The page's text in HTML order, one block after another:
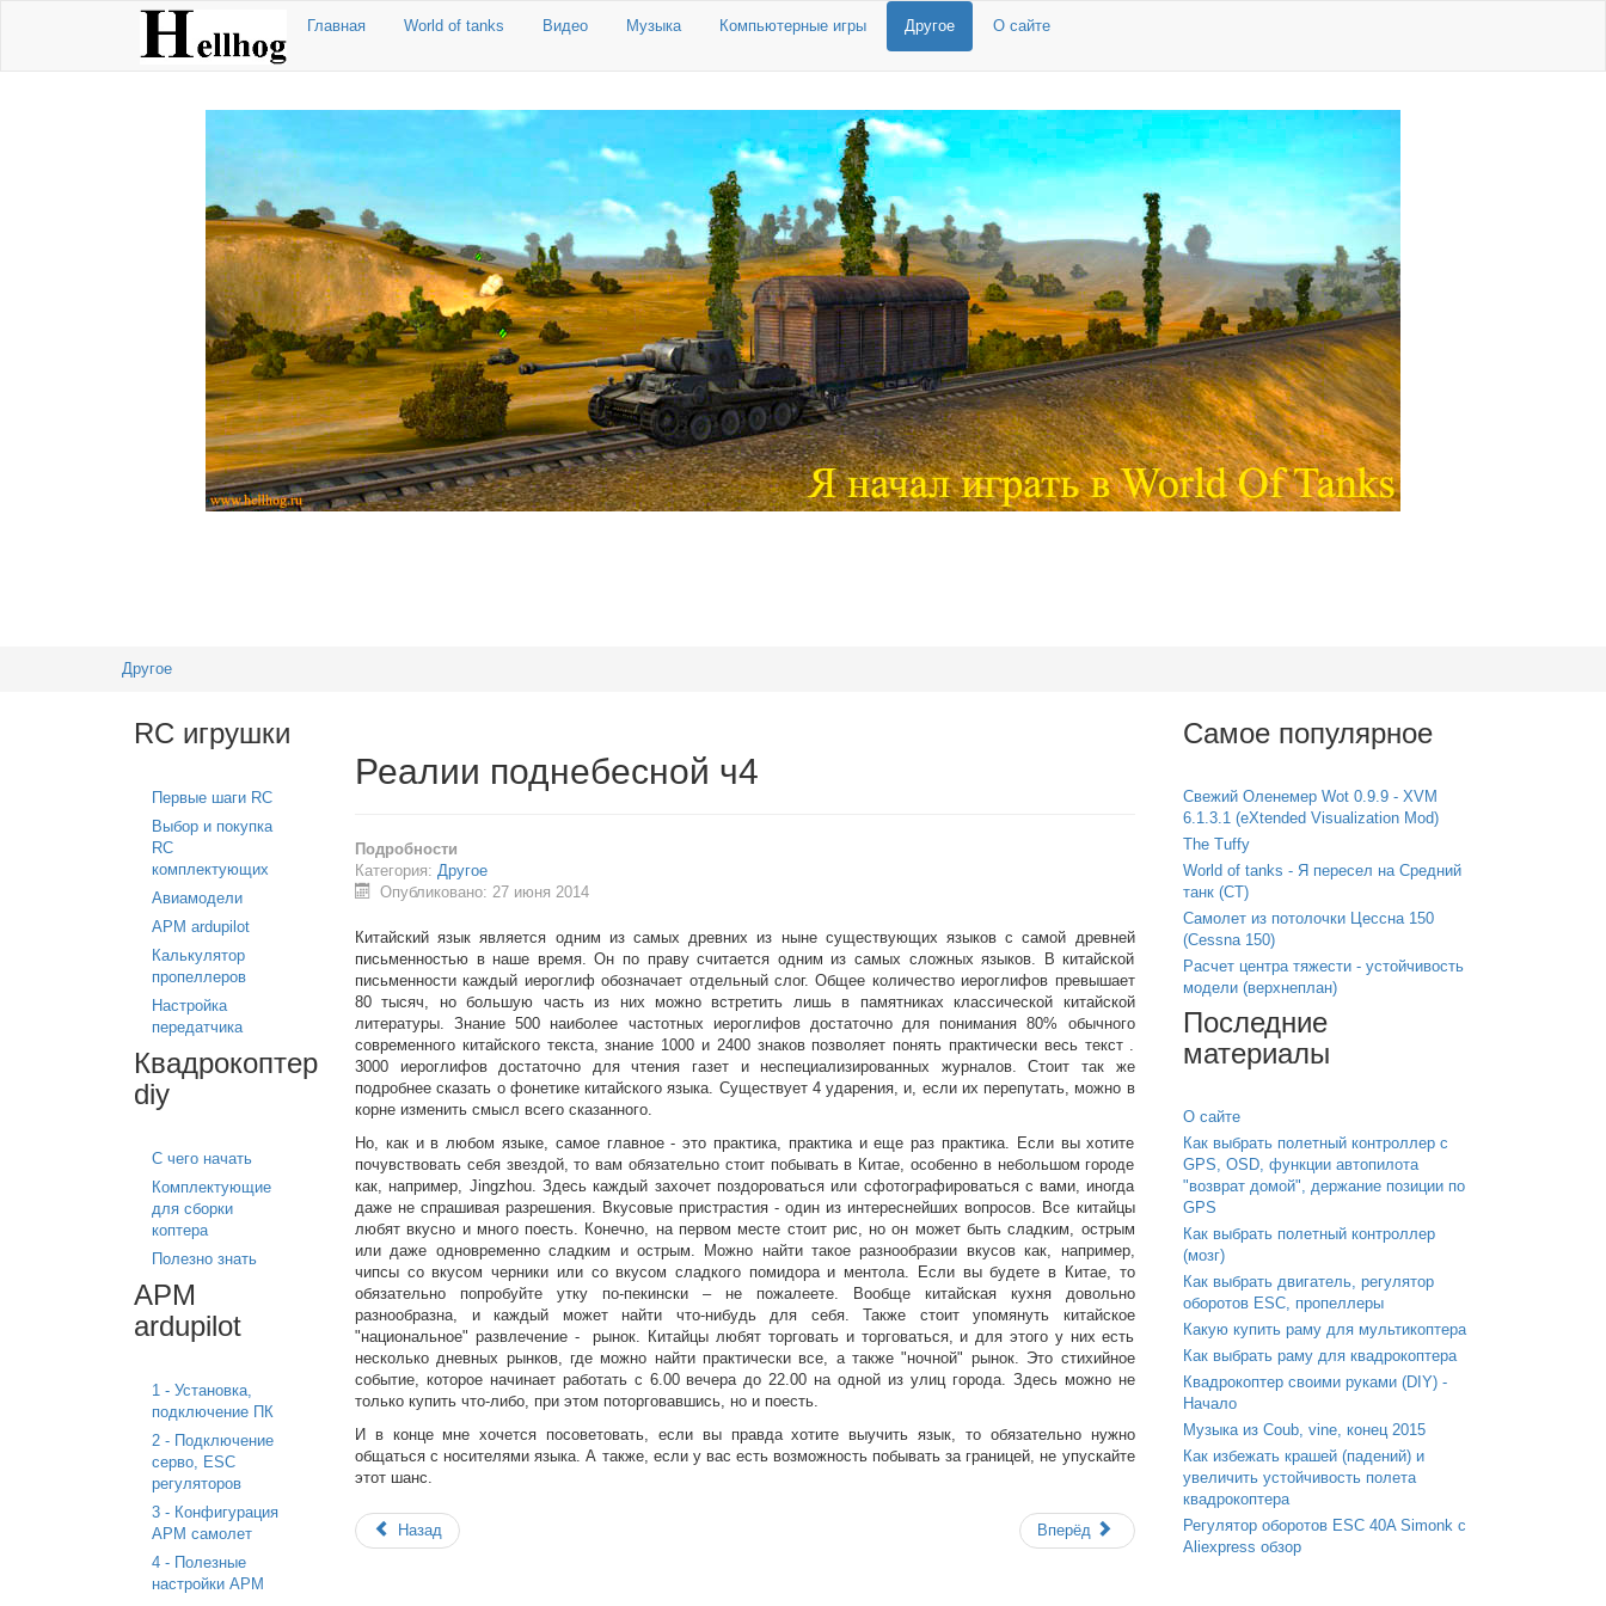
Главная World of tanks Видео Музыка Компьютерные игры Другое О сайте
Другое
RC игрушки
Первые шаги RC
Выбор и покупка
RC
комплектующих
Авиамодели
APM ardupilot
Калькулятор
пропеллеров
Настройка
передатчика
Квадрокоптер
diy
С чего начать
Комплектующие
для сборки
коптера
Полезно знать
APM
ardupilot
1 - Установка,
подключение ПК
2 - Подключение
серво, ESC
регуляторов
3 - Конфигурация
APM самолет
4 - Полезные
настройки APM
Реалии поднебесной ч4
Подробности
Категория: Другое
Опубликовано: 27 июня 2014
Китайский язык является одним из самых древних из ныне существующих языков с самой древней
письменностью в наше время. Он по праву считается одним из самых сложных языков. В китайской
письменности каждый иероглиф обозначает отдельный слог. Общее количество иероглифов превышает
80 тысяч, но большую часть из них можно встретить лишь в памятниках классической китайской
литературы. Знание 500 наиболее частотных иероглифов достаточно для понимания 80% обычного
современного китайского текста, знание 1000 и 2400 знаков позволяет понять практически весь текст .
3000 иероглифов достаточно для чтения газет и неспециализированных журналов. Стоит так же
подробнее сказать о фонетике китайского языка. Существует 4 ударения, и, если их перепутать, можно в
корне изменить смысл всего сказанного.
Но, как и в любом языке, самое главное - это практика, практика и еще раз практика. Если вы хотите
почувствовать себя звездой, то вам обязательно стоит побывать в Китае, особенно в небольшом городе
как, например, Jingzhou. Здесь каждый захочет поздороваться или сфотографироваться с вами, иногда
даже не спрашивая разрешения. Вкусовые пристрастия - один из интереснейших вопросов. Все китайцы
любят вкусно и много поесть. Конечно, на первом месте стоит рис, но он может быть сладким, острым
или даже одновременно сладким и острым. Можно найти такое разнообразии вкусов как, например,
чипсы со вкусом черники или со вкусом сладкого помидора и ментола. Если вы будете в Китае, то
обязательно попробуйте утку по-пекински – не пожалеете. Вообще китайская кухня довольно
разнообразна, и каждый может найти что-нибудь для себя. Также стоит упомянуть китайское
"национальное" развлечение - рынок. Китайцы любят торговать и торговаться, и для этого у них есть
несколько дневных рынков, где можно найти практически все, а также "ночной" рынок. Это стихийное
событие, которое начинает работать с 6.00 вечера до 22.00 на одной из улиц города. Здесь можно не
только купить что-либо, при этом поторговавшись, но и поесть.
И в конце мне хочется посоветовать, если вы правда хотите выучить язык, то обязательно нужно
общаться с носителями языка. А также, если у вас есть возможность побывать за границей, не упускайте
этот шанс.
Назад Вперёд
Самое популярное
Свежий Оленемер Wot 0.9.9 - XVM
6.1.3.1 (eXtended Visualization Mod)
The Tuffy
World of tanks - Я пересел на Средний
танк (СТ)
Самолет из потолочки Цессна 150
(Cessna 150)
Расчет центра тяжести - устойчивость
модели (верхнеплан)
Последние
материалы
О сайте
Как выбрать полетный контроллер с
GPS, OSD, функции автопилота
"возврат домой", держание позиции по
GPS
Как выбрать полетный контроллер
(мозг)
Как выбрать двигатель, регулятор
оборотов ESC, пропеллеры
Какую купить раму для мультикоптера
Как выбрать раму для квадрокоптера
Квадрокоптер своими руками (DIY) -
Начало
Музыка из Coub, vine, конец 2015
Как избежать крашей (падений) и
увеличить устойчивость полета
квадрокоптера
Регулятор оборотов ESC 40A Simonk с
Aliexpress обзор